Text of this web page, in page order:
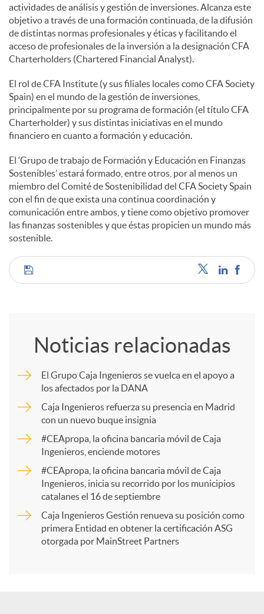
o
s
actividades de análisis y gestión de inversiones. Alcanza este
objetivo a través de una formación continuada, de la difusión
de distintas normas profesionales y éticas y facilitando el
acceso de profesionales de la inversión a la designación CFA
Charterholders (Chartered Financial Analyst).
El rol de CFA Institute (y sus filiales locales como CFA Society
Spain) en el mundo de la gestión de inversiones,
principalmente por su programa de formación (el título CFA
Charterholder) y sus distintas iniciativas en el mundo
financiero en cuanto a formación y educación.
El ‘Grupo de trabajo de Formación y Educación en Finanzas
Sostenibles’ estará formado, entre otros, por al menos un
miembro del Comité de Sostenibilidad del CFA Society Spain
con el fin de que exista una continua coordinación y
comunicación entre ambos, y tiene como objetivo promover
las finanzas sostenibles y que éstas propicien un mundo más
sostenible.
C
p
a
r
t
Noticias relacionadas
El Grupo Caja Ingenieros se vuelca en el apoyo a
los afectados por la DANA
Caja Ingenieros refuerza su presencia en Madrid
con un nuevo buque insignia
#CEApropa, la oficina bancaria móvil de Caja
Ingenieros, enciende motores
#CEApropa, la oficina bancaria móvil de Caja
Ingenieros, inicia su recorrido por los municipios
catalanes el 16 de septiembre
Caja Ingenieros Gestión renueva su posición como
primera Entidad en obtener la certificación ASG
otorgada por MainStreet Partners